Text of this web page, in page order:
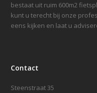
bestaat uit ruim 600m2
kunt u terecht bij onze
eens kijken en laat u
Contact
Steenstraat 35